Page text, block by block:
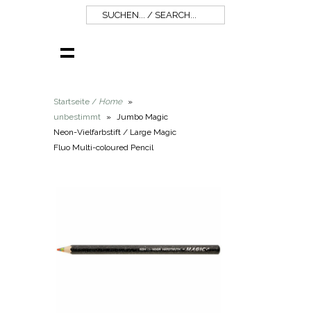
Startseite / Home
»
unbestimmt
» Jumbo Magic
Neon-Vielfarbstift / Large Magic
Fluo Multi-coloured Pencil